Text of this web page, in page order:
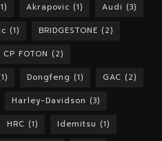
Akrapovic (1) Audi (3)
(1) BRIDGESTONE (2)
CP FOTON (2)
Dongfeng (1) GAC (2)
Harley-Davidson (3)
HRC (1) Idemitsu (1)